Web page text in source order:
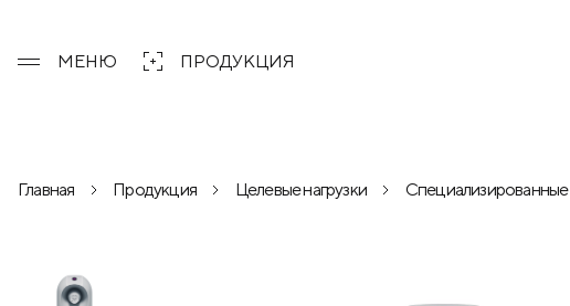
МЕНЮ ПРОДУКЦИЯ
Главная Продукция Целевые нагрузки Специализированные